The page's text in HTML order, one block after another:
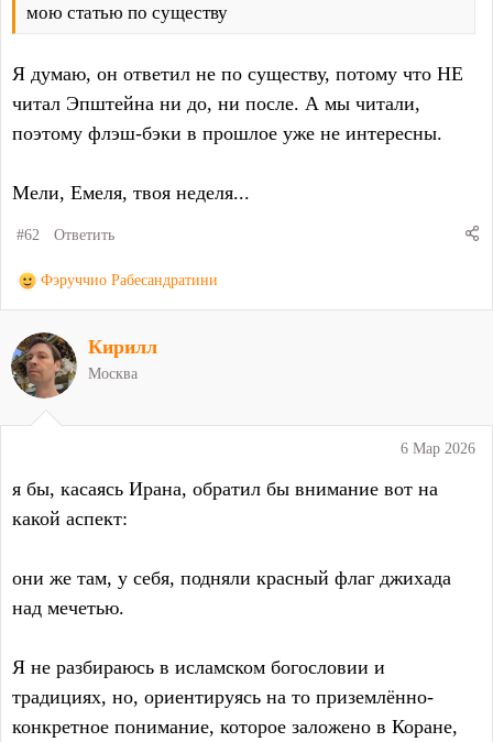
мою статью по существу
Я думаю, он ответил не по существу, потому что НЕ
читал Эпштейна ни до, ни после. А мы читали,
поэтому флэш-бэки в прошлое уже не интересны.
Мели, Емеля, твоя неделя...
#62 Ответить
Р
к
ц
и
Фэруччио Рабесандратини
6 Мар 2026
я бы, касаясь Ирана, обратил бы внимание вот на
какой аспект:
они же там, у себя, подняли красный флаг джихада
над мечетью.
Я не разбираюсь в исламском богословии и
традициях, но, ориентируясь на то приземлённо-
конкретное понимание, которое заложено в Коране,
Кирилл
Москва